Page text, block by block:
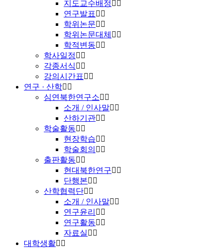
지도교수배정
연구발표
학위논문
학위논문대체
학적변동
학사일정
각종서식
강의시간표
연구 · 산학
심연북한연구소
소개 / 인사말
산하기관
학술활동
현장학습
학술회의
출판활동
현대북한연구
단행본
산학협력단
소개 / 인사말
연구윤리
연구활동
자료실
대학생활